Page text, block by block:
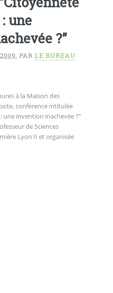
une
?”
, PAR LE BUREAU
à la Maison des
conférence intitulée
une invention inachevée ?”
de Sciences
Lyon II et organisée